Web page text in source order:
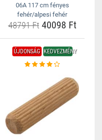
06A 117 cm fényes
fehér/alpesi fehér
48791 Ft40098 Ft
ÚJDONSÁG KEDVEZMÉNY